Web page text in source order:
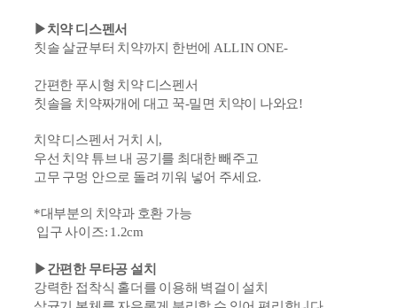
▶치약 디스펜서
칫솔 살균부터 치약까지 한번에 ALL IN ONE-
간편한 푸시형 치약 디스펜서
칫솔을 치약짜개에 대고 꾹-밀면 치약이 나와요!
치약 디스펜서 거치 시,
우선 치약튜브 내 공기를 최대한 빼주고
고무 구멍 안으로 돌려 끼워 넣어 주세요.
*대부분의 치약과 호환 가능
입구 사이즈: 1.2cm
▶간편한 무타공 설치
강력한 접착식 홀더를 이용해 벽걸이 설치